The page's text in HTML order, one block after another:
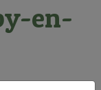
en-